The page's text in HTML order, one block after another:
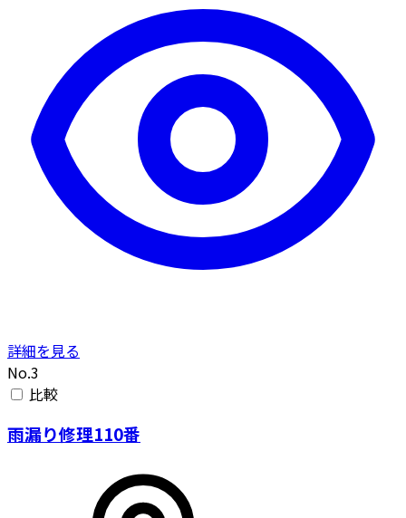
詳細を見る
No.3
比較
雨漏り修理110番